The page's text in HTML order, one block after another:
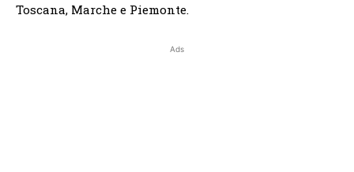
Toscana, Marche e Piemonte.
Ads